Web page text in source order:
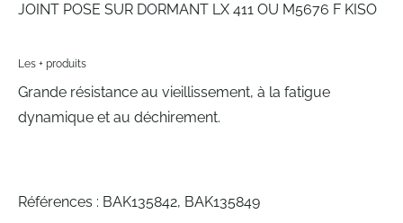
JOINT POSE SUR DORMANT LX 411 OU M5676 F KISO
Les + produits
Grande résistance au vieillissement, à la fatigue
dynamique et au déchirement.
Références : BAK135842, BAK135849